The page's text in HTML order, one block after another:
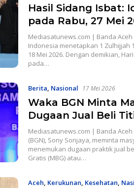
Hasil Sidang Isbat:
pada Rabu, 27 Mei
Mediasatunews.com | Banda
Indonesia menetapkan 1 Zulhijjah
18 Mei 2026. Dengan demikian,
pada…
Berita, Nasional 17 Mei 2026
Waka BGN Minta
Dugaan Jual Beli
Mediasatunews.com | Banda
(BGN), Sony Sonjaya, meminta
menemukan dugaan praktik jual
Gratis (MBG) atau…
Aceh, Kerukunan, Kesehatan,